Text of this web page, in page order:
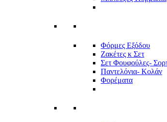
Φόρμες Εξόδου
Ζακέτες κ Σετ
Σετ Φουφούλες-
Παντελόνια- Κολάν
Φορέματα